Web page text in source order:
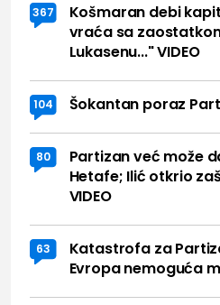
367
Košmaran debi
vraća sa
Lukasenu..." VIDEO
104 Šokantan poraz
80
Partizan već može
Hetafe; Ilić otkrio
VIDEO
63
Katastrofa za
Evropa nemoguća